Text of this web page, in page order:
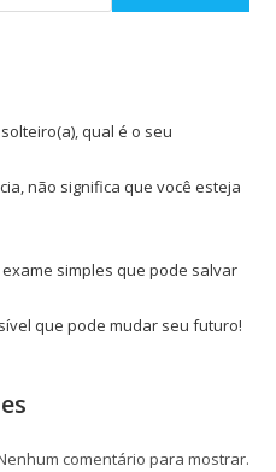
qual é o seu
não significa que você esteja
exame simples que pode salvar
que pode mudar seu futuro!
comentário para mostrar.